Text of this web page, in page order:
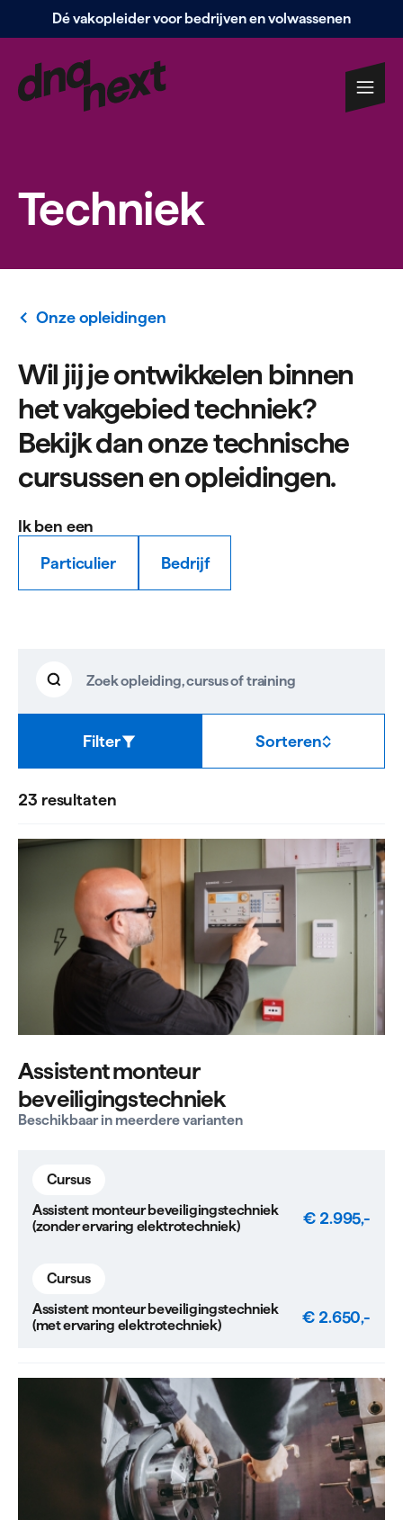
Navigatie
Dé vakopleider voor bedrijven en volwassenen
Techniek
Onze opleidingen
Wil jij je ontwikkelen binnen
het vakgebied techniek?
Bekijk dan onze technische
cursussen en opleidingen.
Ik ben een
Particulier Bedrijf
Zoek
Filter Sorteren
23 resultaten
Techniek
resultaten
Assistent monteur
beveiligingstechniek
Beschikbaar in meerdere varianten
Assistent monteur beveiligingstechniek
(zonder ervaring elektrotechniek)
Cursus
€ 2.995,-
Assistent monteur beveiligingstechniek
(met ervaring elektrotechniek)
Cursus
€ 2.650,-